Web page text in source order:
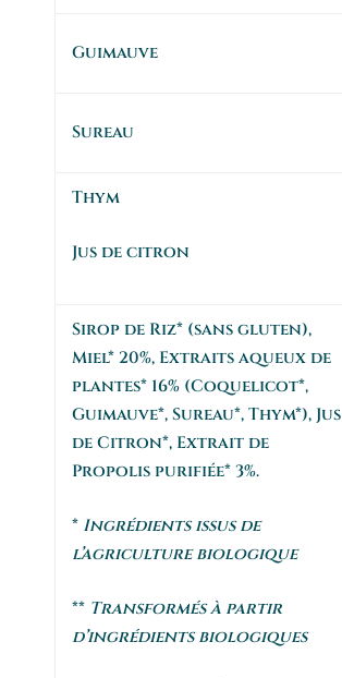
Guimauve
Sureau
Thym
Jus de citron
Sirop de Riz* (sans gluten),
Miel* 20%, Extraits aqueux de
plantes* 16% (Coquelicot*,
Guimauve*, Sureau*, Thym*), Jus
de Citron*, Extrait de
Propolis purifiée* 3%.
* Ingrédients issus de
l’agriculture biologique
** Transformés à partir
d’ingrédients biologiques